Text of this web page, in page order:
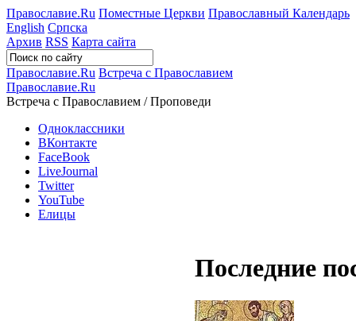
Православие.Ru Поместные Церкви Православный Календарь
English Српска
Архив RSS Карта сайта
Православие.Ru Встреча с Православием
Православие.Ru
Встреча с Православием / Проповеди
Одноклассники
ВКонтакте
FaceBook
LiveJournal
Twitter
YouTube
Елицы
Последние